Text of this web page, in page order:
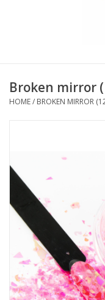
Acrylpoeder
Meubilair
Gellak
NailArt Producten
Startpakketten
Broken mirror
HOME/ BROKEN MIRROR